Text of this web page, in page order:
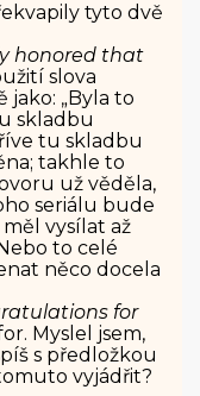
tyto dvě
honored that
slova
jako: „Byla to
skladbu
tu skladbu
takhle to
už věděla,
seriálu bude
vysílat až
to celé
něco docela
for
Myslel jsem,
s předložkou
vyjádřit?